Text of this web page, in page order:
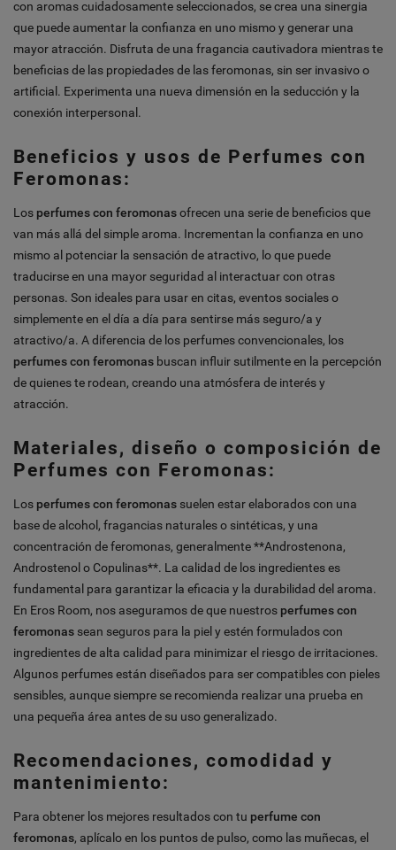
con aromas cuidadosamente seleccionados, se crea una sinergia
que puede aumentar la confianza en uno mismo y generar una
mayor atracción. Disfruta de una fragancia cautivadora mientras te
beneficias de las propiedades de las feromonas, sin ser invasivo o
artificial. Experimenta una nueva dimensión en la seducción y la
conexión interpersonal.
Beneficios y usos de Perfumes con
Feromonas:
Los perfumes con feromonasofrecen una serie de beneficios que
van más allá del simple aroma. Incrementan la confianza en uno
mismo al potenciar la sensación de atractivo, lo que puede
traducirse en una mayor seguridad al interactuar con otras
personas. Son ideales para usar en citas, eventos sociales o
simplemente en el día a día para sentirse más seguro/a y
atractivo/a. A diferencia de los perfumes convencionales, los
perfumes con feromonas buscan influir sutilmente en la percepción
de quienes te rodean, creando una atmósfera de interés y
atracción.
Materiales, diseño o composición de
Perfumes con Feromonas:
Los perfumes con feromonas suelen estar elaborados con una
base de alcohol, fragancias naturales o sintéticas, y una
concentración de feromonas, generalmente **Androstenona,
Androstenol o Copulinas**. La calidad de los ingredientes es
fundamental para garantizar la eficacia y la durabilidad del aroma.
En Eros Room, nos aseguramos de que nuestros perfumes con
feromonas sean seguros para la piel y estén formulados con
ingredientes de alta calidad para minimizar el riesgo de irritaciones.
Algunos perfumes están diseñados para ser compatibles con pieles
sensibles, aunque siempre se recomienda realizar una prueba en
una pequeña área antes de su uso generalizado.
Recomendaciones, comodidad y
mantenimiento:
Para obtener los mejores resultados con tu perfume con
feromonas, aplícalo en los puntos de pulso, como las muñecas, el